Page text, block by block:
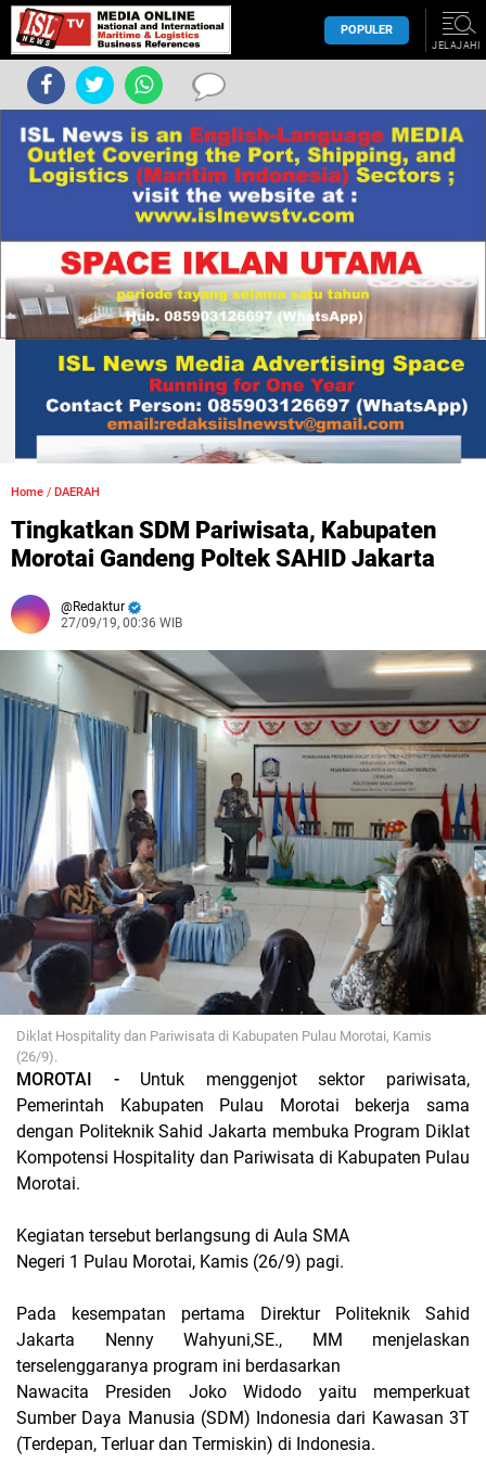
POPULER
JELAJAHI
Home / DAERAH
Tingkatkan SDM Pariwisata, Kabupaten
Morotai Gandeng Poltek SAHID Jakarta
Redaktur
27/09/19, 00:36 WIB
Diklat Hospitality dan Pariwisata di Kabupaten Pulau Morotai, Kamis
(26/9).
MOROTAI - Untuk menggenjot sektor pariwisata,
Pemerintah Kabupaten Pulau Morotai bekerja sama
dengan Politeknik Sahid Jakarta membuka Program Diklat
Kompotensi Hospitality dan Pariwisata di Kabupaten Pulau
Morotai.
Kegiatan tersebut berlangsung di Aula SMA
Negeri 1 Pulau Morotai, Kamis (26/9) pagi.
Pada kesempatan pertama Direktur Politeknik Sahid
Jakarta Nenny Wahyuni,SE., MM menjelaskan
terselenggaranya program ini berdasarkan
Nawacita Presiden Joko Widodo yaitu memperkuat
Sumber Daya Manusia (SDM) Indonesia dari Kawasan 3T
(Terdepan, Terluar dan Termiskin) di Indonesia.